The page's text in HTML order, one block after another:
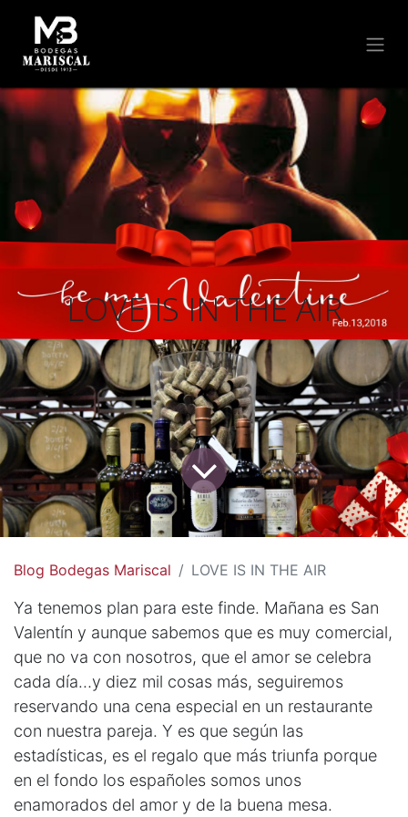
LOVE IS IN THE AIR
Blog Bodegas Mariscal LOVE IS IN THE AIR
Ya tenemos plan para este finde. Mañana es San
Valentín y aunque sabemos que es muy comercial,
que no va con nosotros, que el amor se celebra
cada día…y diez mil cosas más, seguiremos
reservando una cena especial en un restaurante
con nuestra pareja. Y es que según las
estadísticas, es el regalo que más triunfa porque
en el fondo los españoles somos unos
enamorados del amor y de la buena mesa.